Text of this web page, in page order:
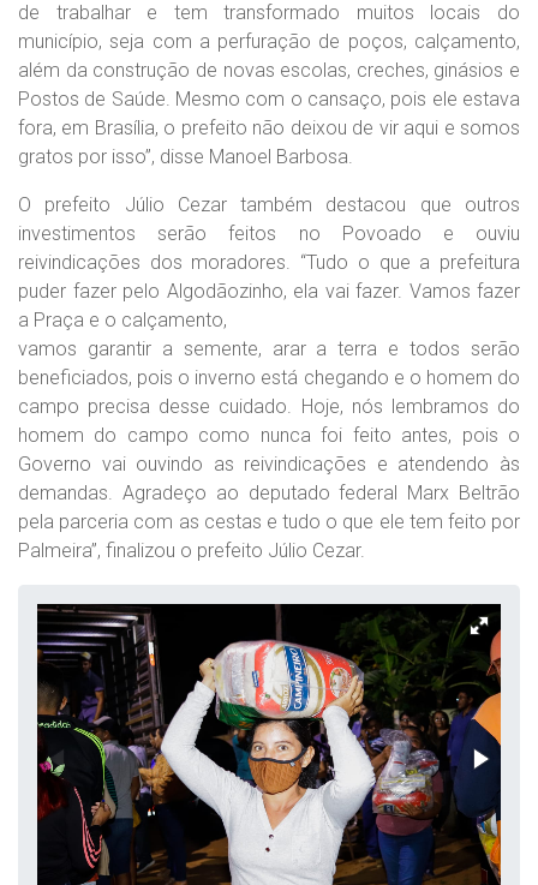
de trabalhar e tem transformado muitos locais do
município, seja com a perfuração de poços, calçamento,
além da construção de novas escolas, creches, ginásios e
Postos de Saúde. Mesmo com o cansaço, pois ele estava
fora, em Brasília, o prefeito não deixou de vir aqui e somos
gratos por isso”, disse Manoel Barbosa.
O prefeito Júlio Cezar também destacou que outros
investimentos serão feitos no Povoado e ouviu
reivindicações dos moradores. “Tudo o que a prefeitura
puder fazer pelo Algodãozinho, ela vai fazer. Vamos fazer
a Praça e o calçamento,
vamos garantir a semente, arar a terra e todos serão
beneficiados, pois o inverno está chegando e o homem do
campo precisa desse cuidado. Hoje, nós lembramos do
homem do campo como nunca foi feito antes, pois o
Governo vai ouvindo as reivindicações e atendendo às
demandas. Agradeço ao deputado federal Marx Beltrão
pela parceria com as cestas e tudo o que ele tem feito por
Palmeira”, finalizou o prefeito Júlio Cezar.